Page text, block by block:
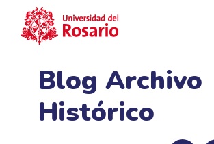
Blog Archivo
Histórico